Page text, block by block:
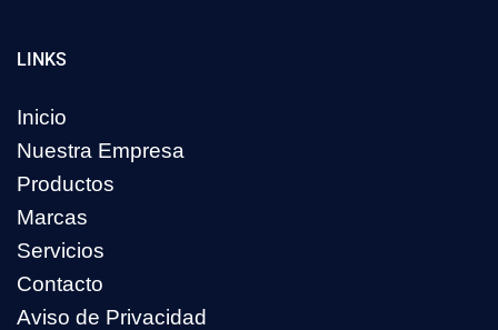
LINKS
Inicio
Nuestra Empresa
Productos
Marcas
Servicios
Contacto
Aviso de Privacidad